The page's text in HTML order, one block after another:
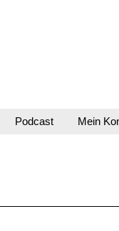
Podcast Mein